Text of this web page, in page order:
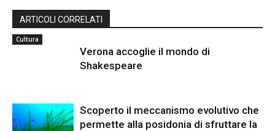
ARTICOLI CORRELATI
Cultura
Verona accoglie il mondo di
Shakespeare
Scoperto il meccanismo evolutivo che
permette alla posidonia di sfruttare la